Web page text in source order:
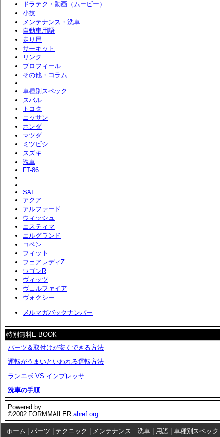
ドラテク・動画（ムービー）
小技
メンテナンス・洗車
自動車用語
走り屋
サーキット
リンク
プロフィール
その他・コラム
車種別スペック
スバル
トヨタ
ニッサン
ホンダ
マツダ
ミツビシ
スズキ
洗車
FT-86
SAI
アクア
アルファード
ウィッシュ
エスティマ
エルグランド
コペン
フィット
フェアレディZ
ワゴンR
ヴィッツ
ヴェルファイア
ヴォクシー
メルマガバックナンバー
特別無料E-BOOK
パーツ＆取付けが安くできる方法
運転がうまいといわれる運転方法
ランエボ VS インプレッサ
洗車の手順
Powered by
©2002 FORMMAILER ahref.org
ホーム パーツ テクニック メンテナンス 洗車| 用語| 車種別スペック